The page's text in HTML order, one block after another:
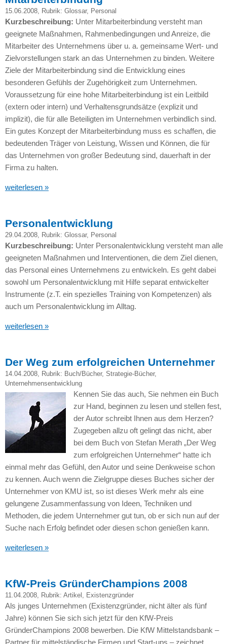
15.06.2008, Rubrik: Glossar, Personal
Kurzbeschreibung: Unter Mitarbeiterbindung versteht man
geeignete Maßnahmen, Rahmenbedingungen und Anreize, die
Mitarbeiter des Unternehmens über u. a. gemeinsame Wert- und
Zielvorstellungen stark an das Unternehmen zu binden. Weitere
Ziele der Mitarbeiterbindung sind die Entwicklung eines
besonderen Gefühls der Zugehörigkeit zum Unternehmen.
Voraussetzung für eine hohe Mitarbeiterbindung ist ein Leitbild
(extern oder intern) und Verhaltensgrundsätze (explizit und
implizit), die für alle Beteiligten im Unternehmen verbindlich sind.
Ein gutes Konzept der Mitarbeiterbindung muss es schaffen, die
bedeutenden Träger von Leistung, Wissen und Können, die für
das Unternehmen von großer Bedeutung sind, dauerhaft in der
Firma zu halten.
weiterlesen »
Personalentwicklung
29.04.2008, Rubrik: Glossar, Personal
Kurzbeschreibung: Unter Personalentwicklung versteht man alle
geeigneten Maßnahmen und Interventionen, die dem Ziel dienen,
das Personal eines Unternehmens zu entwickeln. Es geht dabei
sowohl um Personalentwicklung mit Hilfe separat entwickelter
Instrumente (z.T. ein spezielles Training von Kompetenzen) als
auch um Personalentwicklung im Alltag.
weiterlesen »
Der Weg zum erfolgreichen Unternehmer
14.04.2008, Rubrik: Buch/Bücher, Strategie-Bücher,
Unternehmensentwicklung
Kennen Sie das auch, Sie nehmen ein Buch
zur Hand, beginnen zu lesen und stellen fest,
der Autor schreibt Ihnen aus dem Herzen?
Zugegeben allzu oft gelingt das nicht, aber
bei dem Buch von Stefan Merath „Der Weg
zum erfolgreichen Unternehmer“ hatte ich
einmal mehr das Gefühl, den Autor und seine Denkweise schon
zu kennen. Auch wenn die Zielgruppe dieses Buches sicher der
Unternehmer von KMU ist, so ist dieses Werk mehr als eine
gelungene Zusammenfassung von Ideen, Techniken und
Methoden, die jedem Unternehmer gut tun, ob er sich nun auf der
Suche nach Erfolg befindet oder diesen schon genießen kann.
weiterlesen »
KfW-Preis GründerChampions 2008
11.04.2008, Rubrik: Artikel Existenzgründer
Als junges Unternehmen (Existenzgründer, nicht älter als fünf
Jahre) können Sie sich sich jetzt für den KfW-Preis
GründerChampions 2008 bewerben. Die KfW Mittelstandsbank –
Partner für mittelständische Firmen und Start-ups – zeichnet